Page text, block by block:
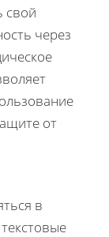
свой
через
от
в